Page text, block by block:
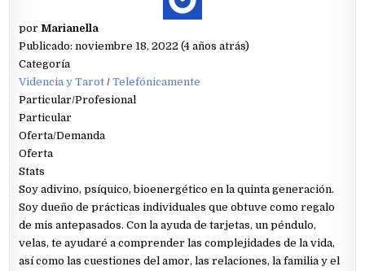
por Marianella
Publicado: noviembre 18, 2022 (4 años atrás)
Categoría
Videncia y Tarot /Telefónicamente
Particular/Profesional
Particular
Oferta/Demanda
Oferta
Stats
Soy adivino, psíquico, bioenergético en la quinta generación.
Soy dueño de prácticas individuales que obtuve como regalo
de mis antepasados. Con la ayuda de tarjetas, un péndulo,
velas, te ayudaré a comprender las complejidades de la vida,
así como las cuestiones del amor, las relaciones, la familia y el